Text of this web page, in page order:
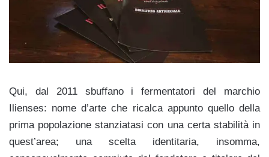
Qui, dal 2011 sbuffano i fermentatori del marchio
Ilienses: nome d’arte che ricalca appunto quello della
prima popolazione stanziatasi con una certa stabilità in
quest’area; una scelta identitaria, insomma,